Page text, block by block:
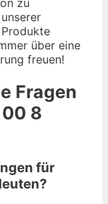
zu
über eine
freuen!
Fragen
8
für